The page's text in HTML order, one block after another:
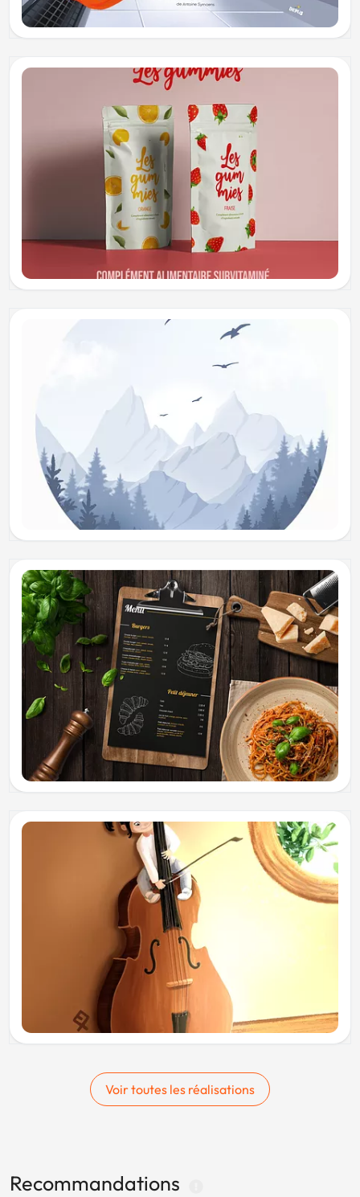
Voir toutes les réalisations
Recommandations